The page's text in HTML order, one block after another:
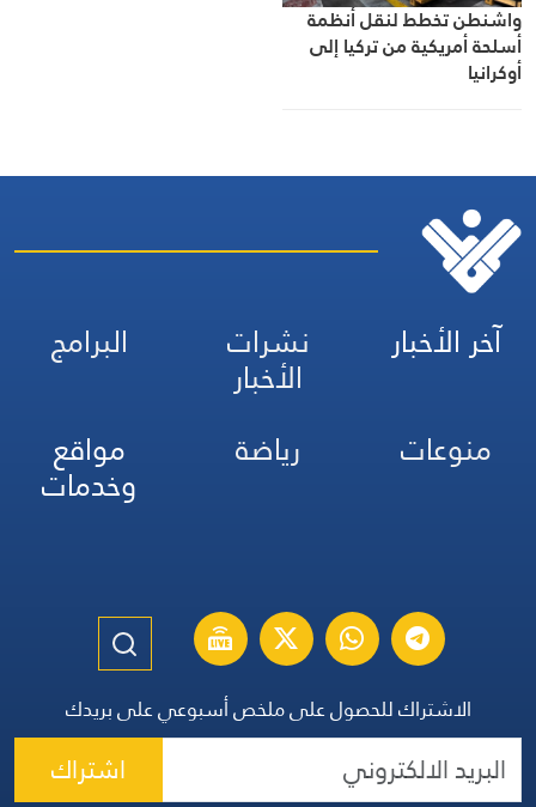
واشنطن تخطط لنقل أنظمة
أسلحة أمريكية من تركيا إلى
أوكرانيا
آخر الأخبار نشرات
الأخبار
البرامج
منوعات
رياضة مواقع
وخدمات
الاشتراك للحصول على ملخص أسبوعي على بريدك
اشتراك